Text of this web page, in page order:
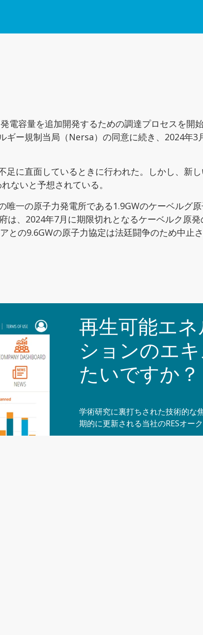
電容量を追加開発するための調達プロセスを開
ー規制当局（Nersa）の同意に続き、2024年3
足に直面しているときに行われた。しかし、新
ないと予想されている。
一の原子力発電所である1.9GWのケーベルグ
は、2024年7月に期限切れとなるケーベルク原発
との9.6GWの原子力協定は法廷闘争のため中止
再生可能エ
ションのエ
たいですか？
学術研究に裏打ちされた技術的な
期的に更新される当社のRESオー